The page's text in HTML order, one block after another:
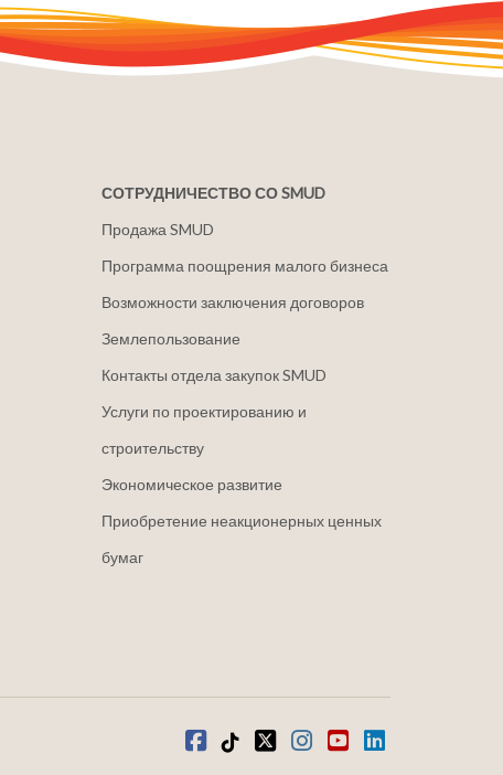
СОТРУДНИЧЕСТВО СО SMUD
Продажа SMUD
Программа поощрения малого бизнеса
Возможности заключения договоров
Землепользование
Контакты отдела закупок SMUD
Услуги по проектированию и
строительству
Экономическое развитие
Приобретение неакционерных ценных
бумаг
Фейсбук
Тик-Токщебетать
Инстаграм
ЮтубLinkedIn